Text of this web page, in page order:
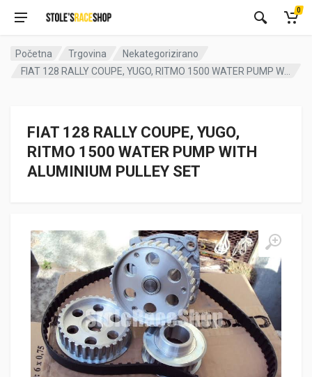
0
Početna Trgovina
Nekategorizirano
FIAT 128 RALLY COUPE, YUGO,
RITMO 1500 WATER PUMP WITH
ALUMINIUM PULLEY SET